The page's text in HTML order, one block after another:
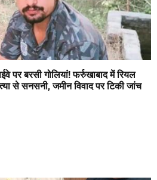
पर बरसी गोलियां! फर्रुखाबाद में रियल
से सनसनी, जमीन विवाद पर टिकी जांच